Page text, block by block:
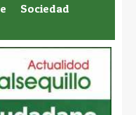
Sociedad